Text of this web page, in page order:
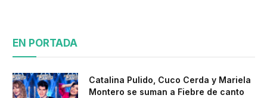
EN PORTADA
Catalina Pulido, Cuco Cerda y Mariela
Montero se suman a Fiebre de canto